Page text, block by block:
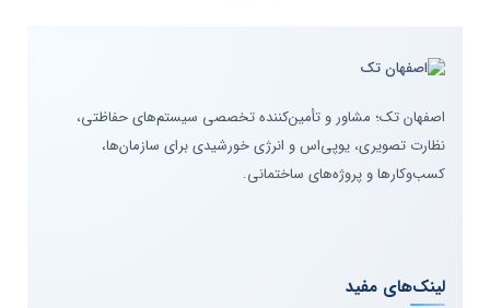
اصفهان تک؛ مشاور و تأمین‌کننده تخصصی سیستم‌های حفاظتی،
نظارت تصویری، یوپی‌اس و انرژی خورشیدی برای سازمان‌ها،
کسب‌وکارها و پروژه‌های ساختمانی.
لینک‌های مفید